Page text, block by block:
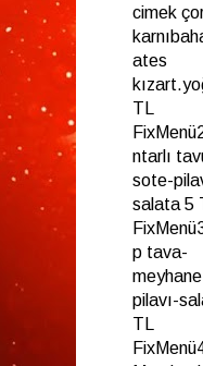
cimek
ates
TL
ntarlı
sote-
salata 5
p tava-
meyhane
pilavı-
TL